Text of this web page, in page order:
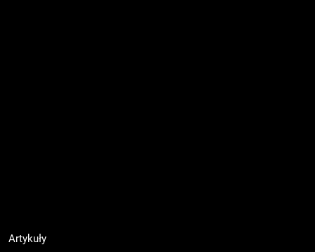
Artykuły